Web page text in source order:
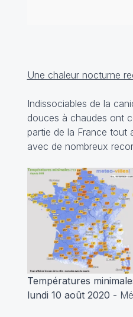
Une chaleur nocturne
Indissociables de la
douces à chaudes ont
partie de la France tout
avec de nombreux
Températures
lundi 10 août 2020 -